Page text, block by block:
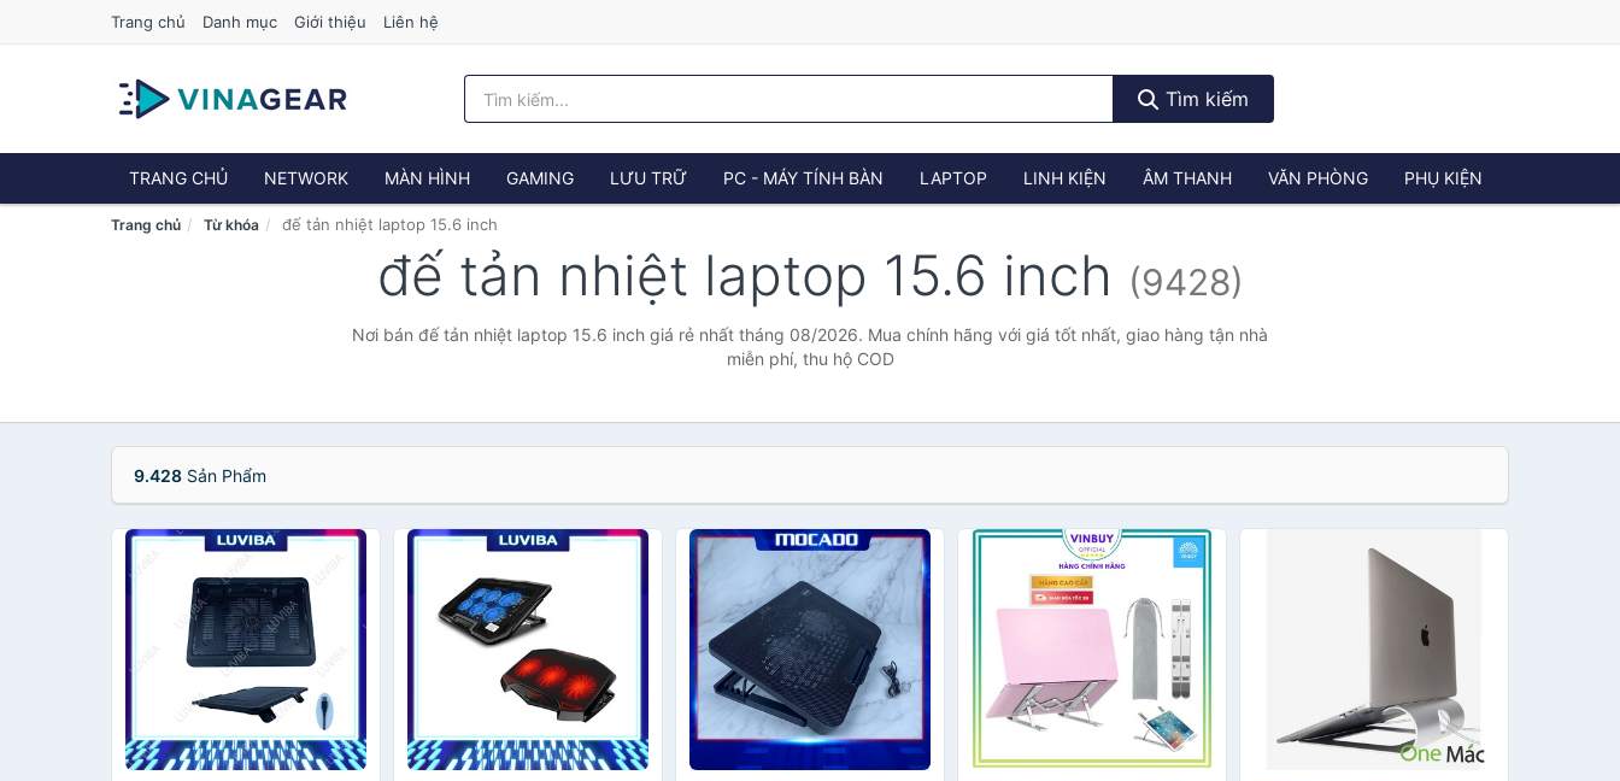
Trang chủ Danh mục Giới thiệu Liên hệ
Tìm kiếm
TRANG CHỦ NETWORK MÀN HÌNH GAMING LƯU TRỮ PC - MÁY TÍNH BÀN LAPTOP LINH KIỆN ÂM THANH VĂN PHÒNG PHỤ KIỆN
Trang chủ Từ khóa đế tản nhiệt laptop 15.6 inch
đế tản nhiệt laptop 15.6 inch (9428)
Nơi bán đế tản nhiệt laptop 15.6 inch giá rẻ nhất tháng 08/2026. Mua chính hãng với giá tốt nhất, giao hàng tận nhà
miễn phí, thu hộ COD
9.428 Sản Phẩm